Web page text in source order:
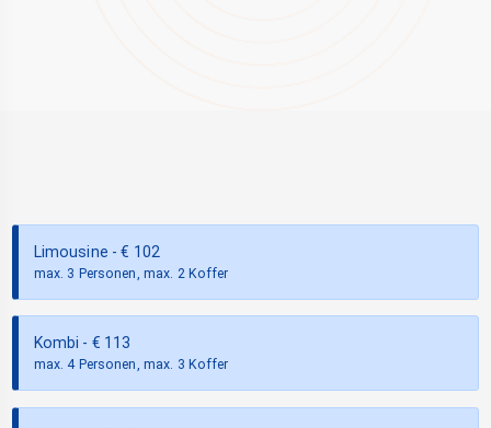
Limousine - € 102
max. 3 Personen, max. 2 Koffer
Kombi - € 113
max. 4 Personen, max. 3 Koffer